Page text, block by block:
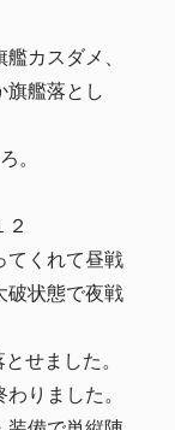
カスダメ、
旗艦落とし
。
２
てくれて昼戦
破状態で夜戦
せました。
りました。